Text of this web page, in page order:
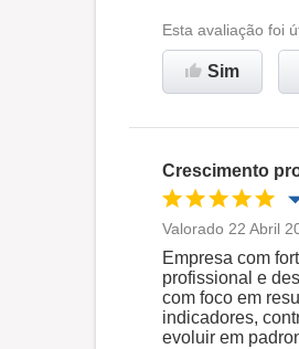
Esta avaliação foi
Sim
Crescimento
Oportunidade
Ambiente de
Valorado 22 Abril
Empresa com
profissional e
com foco em
indicadores,
evoluir em